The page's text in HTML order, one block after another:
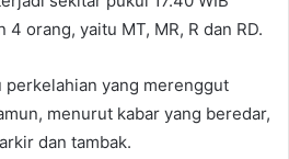
orang, yaitu MT, MR, R dan RD.
yang merenggut
menurut kabar yang beredar,
dan tambak.